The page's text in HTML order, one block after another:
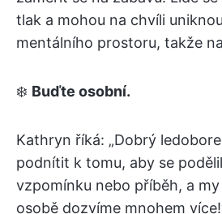
tlak a mohou na chvíli
mentálního prostoru, takže
❄️ Buďte osobní.
Kathryn říká: „Dobrý
podnítit k tomu, aby se
vzpomínku nebo příběh, a
osobě dozvíme mnohem